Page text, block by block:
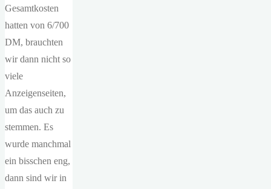
Gesamtkosten
hatten von 6/700
DM, brauchten
wir dann nicht so
viele
Anzeigenseiten,
um das auch zu
stemmen. Es
wurde manchmal
ein bisschen eng,
dann sind wir in